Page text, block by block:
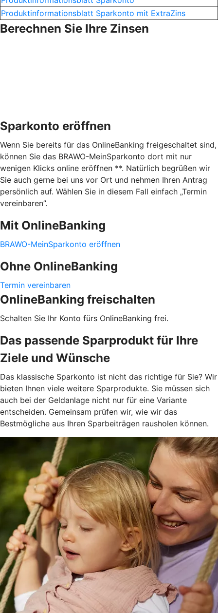
Produktinformationsblatt Sparkonto mit ExtraZins
Berechnen Sie Ihre Zinsen
Sparkonto eröffnen
Wenn Sie bereits für das OnlineBanking freigeschaltet sind,
können Sie das BRAWO-MeinSparkonto dort mit nur
wenigen Klicks online eröffnen **. Natürlich begrüßen wir
Sie auch gerne bei uns vor Ort und nehmen Ihren Antrag
persönlich auf. Wählen Sie in diesem Fall einfach „Termin
vereinbaren”.
Mit OnlineBanking
BRAWO-MeinSparkonto eröffnen
Ohne OnlineBanking
Termin vereinbaren
OnlineBanking freischalten
Schalten Sie Ihr Konto fürs OnlineBanking frei.
Das passende Sparprodukt für Ihre
Ziele und Wünsche
Das klassische Sparkonto ist nicht das richtige für Sie? Wir
bieten Ihnen viele weitere Sparprodukte. Sie müssen sich
auch bei der Geldanlage nicht nur für eine Variante
entscheiden. Gemeinsam prüfen wir, wie wir das
Bestmögliche aus Ihren Sparbeiträgen rausholen können.